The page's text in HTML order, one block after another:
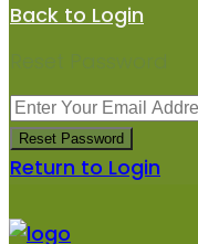
Back to Login
Reset Password
Reset Password
Return to Login